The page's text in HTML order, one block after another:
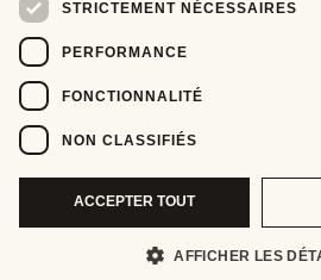
STRICTEMENT NÉCESSAIRES
PERFORMANCE
FONCTIONNALITÉ
NON CLASSIFIÉS
ACCEPTER TOUT
AFFICHER LES